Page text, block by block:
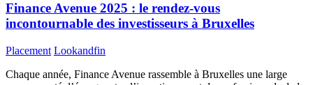
Finance Avenue 2025 : le rendez-vous
incontournable des investisseurs à Bruxelles
Placement Lookandfin
Chaque année, Finance Avenue rassemble à Bruxelles une large